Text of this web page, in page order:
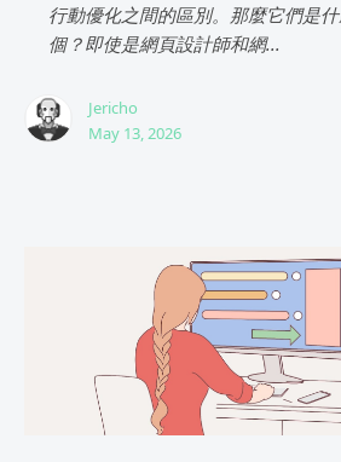
行動優化之間的區別。那麼它們是
個？即使是網頁設計師和網...
Jericho
May 13, 2026